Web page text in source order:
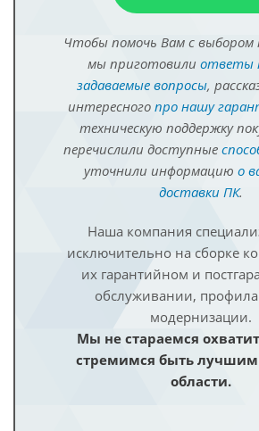
Чтобы помочь Вам с
мы приготовили ответы
задаваемые вопросы,
интересного про нашу
техническую поддержку
перечислили доступные
уточнили информацию о
доставки ПК.
Наша компания
исключительно на сборке
их гарантийном и
обслуживании,
модернизации.
Мы не стараемся
стремимся быть
области.